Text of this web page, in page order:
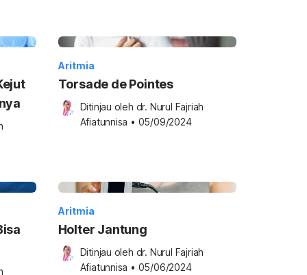
Aritmia
Torsade de Pointes
Ditinjau oleh dr. Nurul Fajriah
Afiatunnisa • 05/09/2024
Aritmia
Holter Jantung
Ditinjau oleh dr. Nurul Fajriah
Afiatunnisa • 05/06/2024